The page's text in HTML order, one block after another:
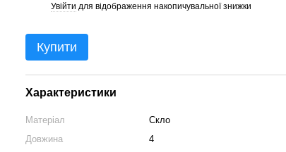
Увійти для відображення накопичувальної знижки
Купити
Характеристики
Матеріал
Скло
Довжина
4